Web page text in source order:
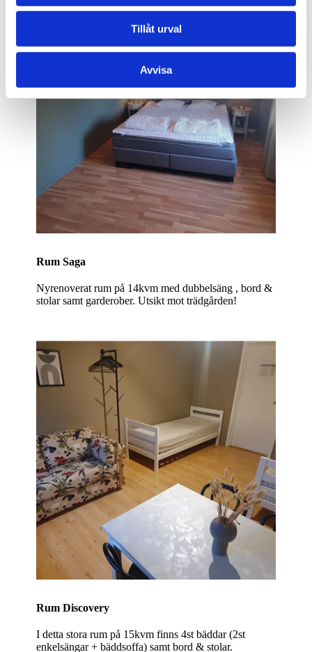
Tillåt urval
Avvisa
Rum Saga
Nyrenoverat rum på 14kvm med dubbelsäng , bord &
stolar samt garderober. Utsikt mot trädgården!
Rum Discovery
I detta stora rum på 15kvm finns 4st bäddar (2st
enkelsängar + bäddsoffa) samt bord & stolar.